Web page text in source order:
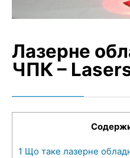
Лазерне
ЧПК –
1 Що таке лазерне